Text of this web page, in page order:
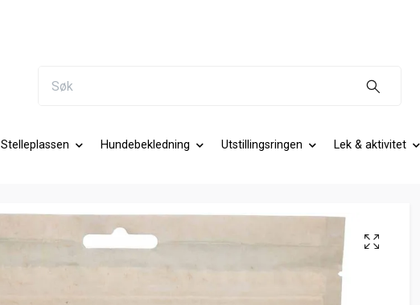
Stelleplassen Hundebekledning Utstillingsringen Lek & aktivitet